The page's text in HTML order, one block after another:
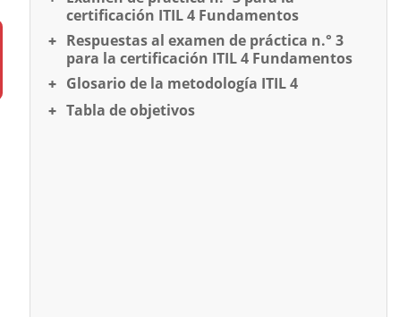
certificación ITIL 4 Fundamentos
Respuestas al examen de práctica n.° 3
para la certificación ITIL 4 Fundamentos
Glosario de la metodología ITIL 4
Tabla de objetivos